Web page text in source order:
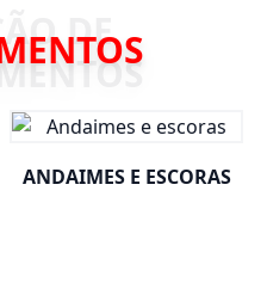
ANDAIMES E ESCORAS